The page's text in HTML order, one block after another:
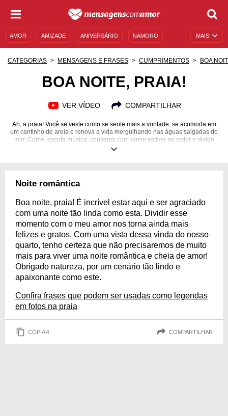
MAIS
AMOR AMIZADE ANIVERSÁRIO NAMORO
CATEGORIAS MENSAGENS E FRASES CUMPRIMENTOS BOA
BOA NOITE, PRAIA!
VER VÍDEO COMPARTILHAR
Ah, a praia! Você se veste como se sente mais a vontade, se acomoda em
um cantinho de areia e renova a vida mergulhando nas águas salgadas do
mar. Come, escuta música, conversa com quem estiver ao redor e divide
sua alegria com inúmeras pessoas que também estão ali para se
sensações. Encontre a seguir mensagens para demonstrar sua gratidão a
praia!
Noite romântica
Boa noite, praia! É incrível estar aqui e ser agraciado
com uma noite tão linda como esta. Dividir esse
momento com o meu amor nos torna ainda mais
felizes e gratos. Com uma vista dessa vinda do nosso
quarto, tenho certeza que não precisaremos de muito
mais para viver uma noite romântica e cheia de amor!
Obrigado natureza, por um cenário tão lindo e
apaixonante como este.
Confira frases que podem ser usadas como legendas
em fotos na praia
COPIAR COMPARTILHAR